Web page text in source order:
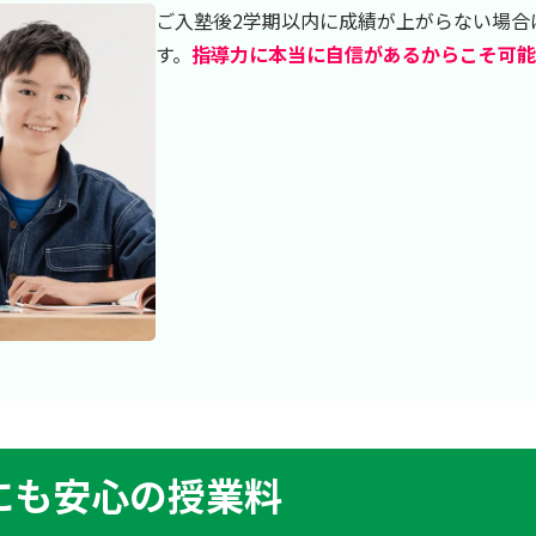
ご入塾後2学期以内に成績が上がらない場
す。 指導力に本当に自信があるからこそ可能
安心の授業料